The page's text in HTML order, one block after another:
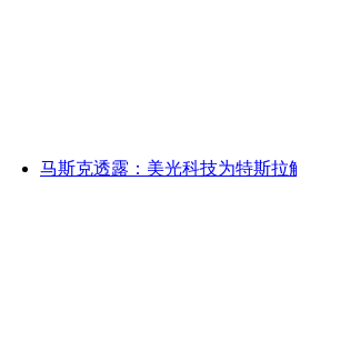
马斯克透露：美光科技为特斯拉解内存芯片